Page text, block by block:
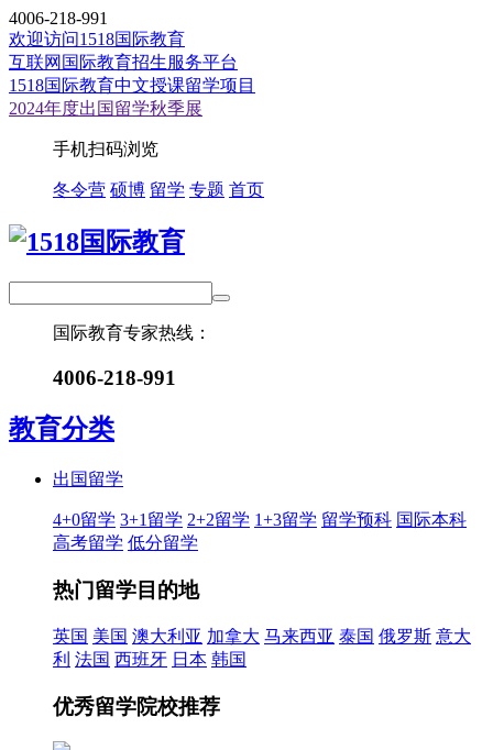
4006-218-991
欢迎访问1518国际教育
互联网国际教育招生服务平台
1518国际教育中文授课留学项目
2024年度出国留学秋季展
手机扫码浏览
冬令营 硕博 留学 专题 首页
国际教育专家热线：
4006-218-991
教育分类
出国留学
4+0留学 3+1留学 2+2留学 1+3留学 留学预科 国际本科
高考留学 低分留学
热门留学目的地
英国 美国 澳大利亚 加拿大 马来西亚 泰国 俄罗斯 意大
利 法国 西班牙 日本 韩国
优秀留学院校推荐